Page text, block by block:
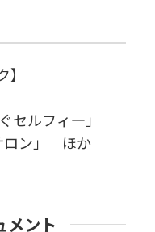
セルフィ―」
ロン」 ほか
メント